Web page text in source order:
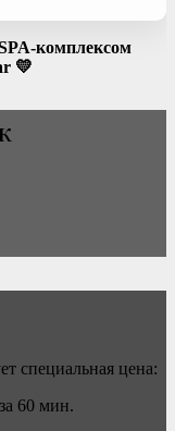
комплексом
💛
специальная цена:
60 мин.